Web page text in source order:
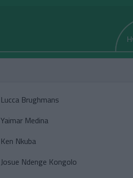
Lucca Brughmans
Yaimar Medina
Ken Nkuba
Josue Ndenge Kongolo